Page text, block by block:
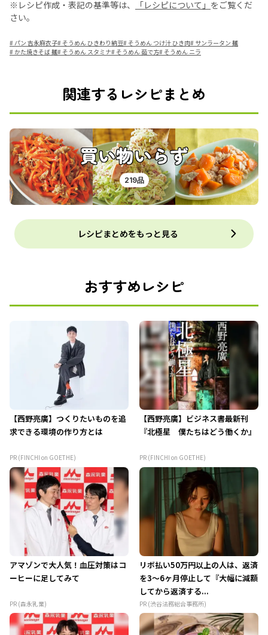
※レシピ作成・表記の基準等は、 「レシピについて」 をご覧くだ
さい。
# パン 吉永麻衣子#そうめん ひきわり納豆#そうめん つけ汁 ひき肉# サンラータン 麺
# かた焼きそば 麺#そうめん スタミナ#そうめん 茹で方#そうめん ニラ
関連するレシピまとめ
買い物いらず
219品
レシピまとめをもっと見る
おすすめレシピ
【西野亮廣】つくりたいものを追
求できる環境の作り方とは
PR (FINCHI on GOETHE)
【西野亮廣】ビジネス書最新刊
『北極星 僕たちはどう働くか』
PR (FINCHI on GOETHE)
アマゾンで大人気！血圧対策はコ
ーヒーに足してみて
PR (森永乳業)
リボ払い50万円以上の人は、返済
を3～6ヶ月停止して『大幅に減額
してから返済する...
PR (渋谷法務総合事務所)